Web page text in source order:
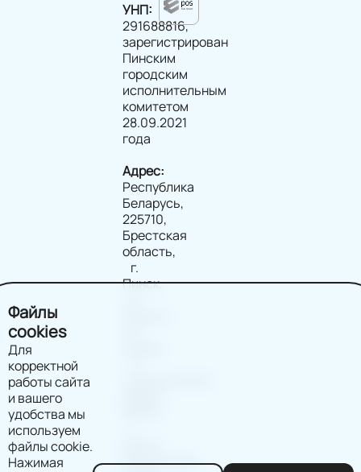
Файлы
cookies
Для
корректной
работы сайта
и вашего
удобства мы
используем
файлы cookie.
Нажимая
УНП:
291688816,
зарегистрирован
Пинским
городским
исполнительным
комитетом
28.09.2021
года
Адрес:
Республика
Беларусь,
225710,
Брестская
область,
г.
Пинск,
Филимонова